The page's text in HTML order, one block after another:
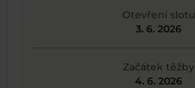
Otevření slotu
3. 6. 2026
Začátek těžby
4. 6. 2026